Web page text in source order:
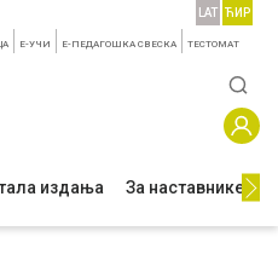
E-УЧИ Е-ПЕДАГОШКА СВЕСКА TЕСТОМАТ
LAT ЋИР
издања За наставнике